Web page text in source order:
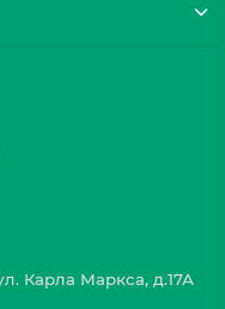
Карла Маркса, д.17А